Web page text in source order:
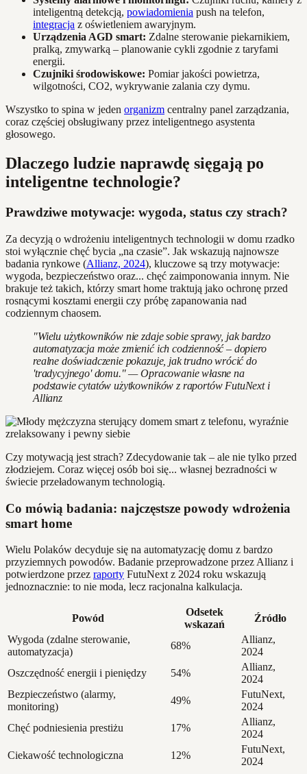
inteligentną detekcją, powiadomienia push na telefon,
integracja z oświetleniem awaryjnym.
Urządzenia AGD smart: Zdalne sterowanie piekarnikiem,
pralką, zmywarką – planowanie cykli zgodnie z taryfami
energii.
Czujniki środowiskowe: Pomiar jakości powietrza,
wilgotności, CO2, wykrywanie zalania czy dymu.
Wszystko to spina w jeden organizm centralny panel zarządzania,
coraz częściej obsługiwany przez inteligentnego asystenta
głosowego.
Dlaczego ludzie naprawdę sięgają po
inteligentne technologie?
Prawdziwe motywacje: wygoda, status czy strach?
Za decyzją o wdrożeniu inteligentnych technologii w domu rzadko
stoi wyłącznie chęć bycia „na czasie”. Jak wskazują najnowsze
badania rynkowe (Allianz, 2024), kluczowe są trzy motywacje:
wygoda, bezpieczeństwo oraz... chęć zaimponowania innym. Nie
brakuje też takich, którzy smart home traktują jako ochronę przed
rosnącymi kosztami energii czy próbę zapanowania nad
codziennym chaosem.
"Wielu użytkowników nie zdaje sobie sprawy, jak bardzo
automatyzacja może zmienić ich codzienność – dopiero
realne doświadczenie pokazuje, jak trudno wrócić do
'tradycyjnego' domu." — Opracowanie własne na
podstawie cytatów użytkowników z raportów FutuNext i
Allianz
Czy motywacją jest strach? Zdecydowanie tak – ale nie tylko przed
złodziejem. Coraz więcej osób boi się... własnej bezradności w
świecie przeładowanym technologią.
Co mówią badania: najczęstsze powody wdrożenia
smart home
Wielu Polaków decyduje się na automatyzację domu z bardzo
przyziemnych powodów. Badanie przeprowadzone przez Allianz i
potwierdzone przez raporty FutuNext z 2024 roku wskazują
jednoznacznie: to nie moda, lecz racjonalna kalkulacja.
Powód
Odsetek
wskazań
Źródło
Wygoda (zdalne sterowanie,
automatyzacja)
68%
Allianz,
2024
Oszczędność energii i pieniędzy
54%
Allianz,
2024
Bezpieczeństwo (alarmy,
monitoring)
49%
FutuNext,
2024
Chęć podniesienia prestiżu
17%
Allianz,
2024
Ciekawość technologiczna
12%
FutuNext,
2024